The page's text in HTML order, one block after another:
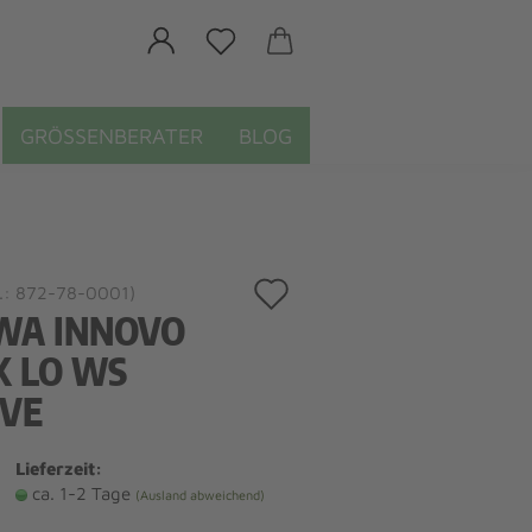
GRÖSSENBERATER BLOG
872-78-0001)
INNOVO
LO WS
Lieferzeit:
ca. 1-2 Tage (Ausland abweichend)